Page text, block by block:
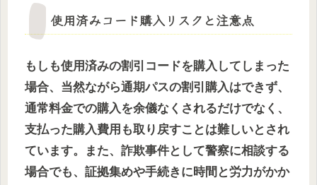
使用済みコード購入リスクと注意点
もしも使用済みの割引コードを購入してしまった
場合、当然ながら通期パスの割引購入はできず、
通常料金での購入を余儀なくされるだけでなく、
支払った購入費用も取り戻すことは難しいとされ
ています。また、詐欺事件として警察に相談する
場合でも、証拠集めや手続きに時間と労力がかか